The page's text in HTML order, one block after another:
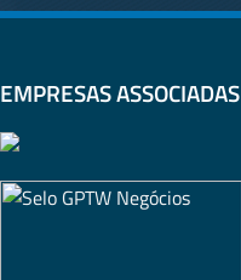
EMPRESAS ASSOCIADAS